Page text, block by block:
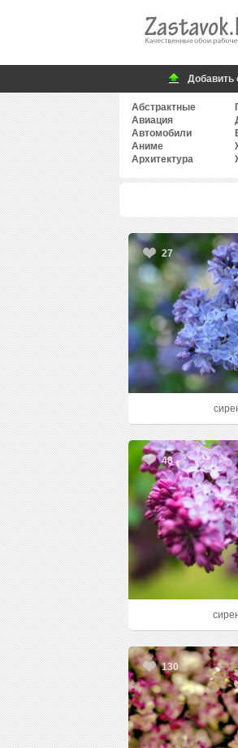
Добавить
Абстрактные
Авиация
Автомобили
Аниме
Архитектура
27
48
130